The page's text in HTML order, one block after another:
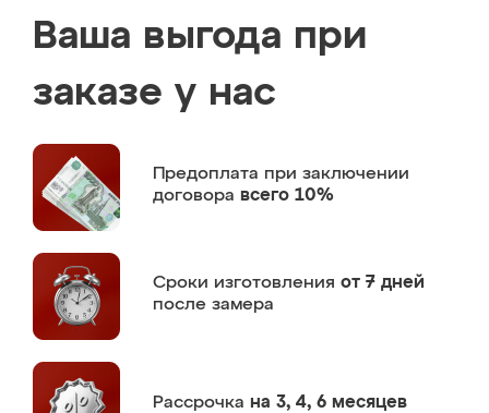
Ваша выгода при
заказе у нас
Предоплата при заключении
договора всего 10%
Сроки изготовления от 7 дней
после замера
Рассрочка на 3, 4, 6 месяцев